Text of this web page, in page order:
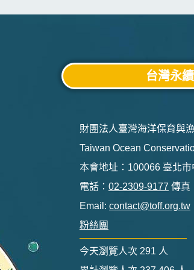
台灣永
財團法人臺灣海洋保育與
Taiwan Ocean
本會地址：100066 臺北
電話： 02-2309-9177 傳真
Email: contact@toff.org.tw
粉絲團
今天瀏覽人次 291 人